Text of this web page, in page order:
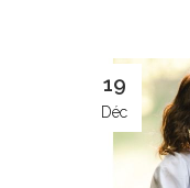
19
Déc